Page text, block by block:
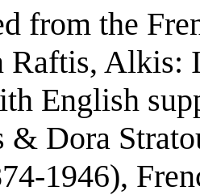
from the
Raftis, Alkis:
English
& Dora
1946),